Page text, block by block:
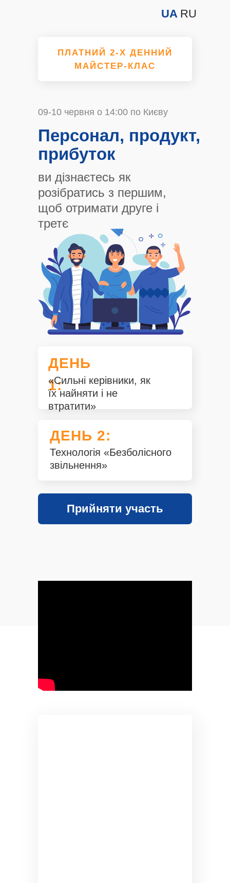
09-10 червня о 14:00 по Києву
UA RU
ПЛАТНИЙ 2-Х ДЕННИЙ
МАЙСТЕР-КЛАС
Персонал, продукт,
прибуток
ви дізнаєтесь як
розібратись з першим,
щоб отримати друге і
третє
ДЕНЬ
1:
«Сильні керівники, як
їх найняти і не
втратити»
ДЕНЬ 2:
Технологія «Безболісного
звільнення»
Прийняти участь